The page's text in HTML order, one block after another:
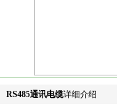
RS485通讯电缆详细介绍